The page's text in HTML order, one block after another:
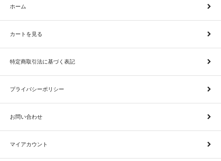
ホーム
カートを見る
特定商取引法に基づく表記
プライバシーポリシー
お問い合わせ
マイアカウント